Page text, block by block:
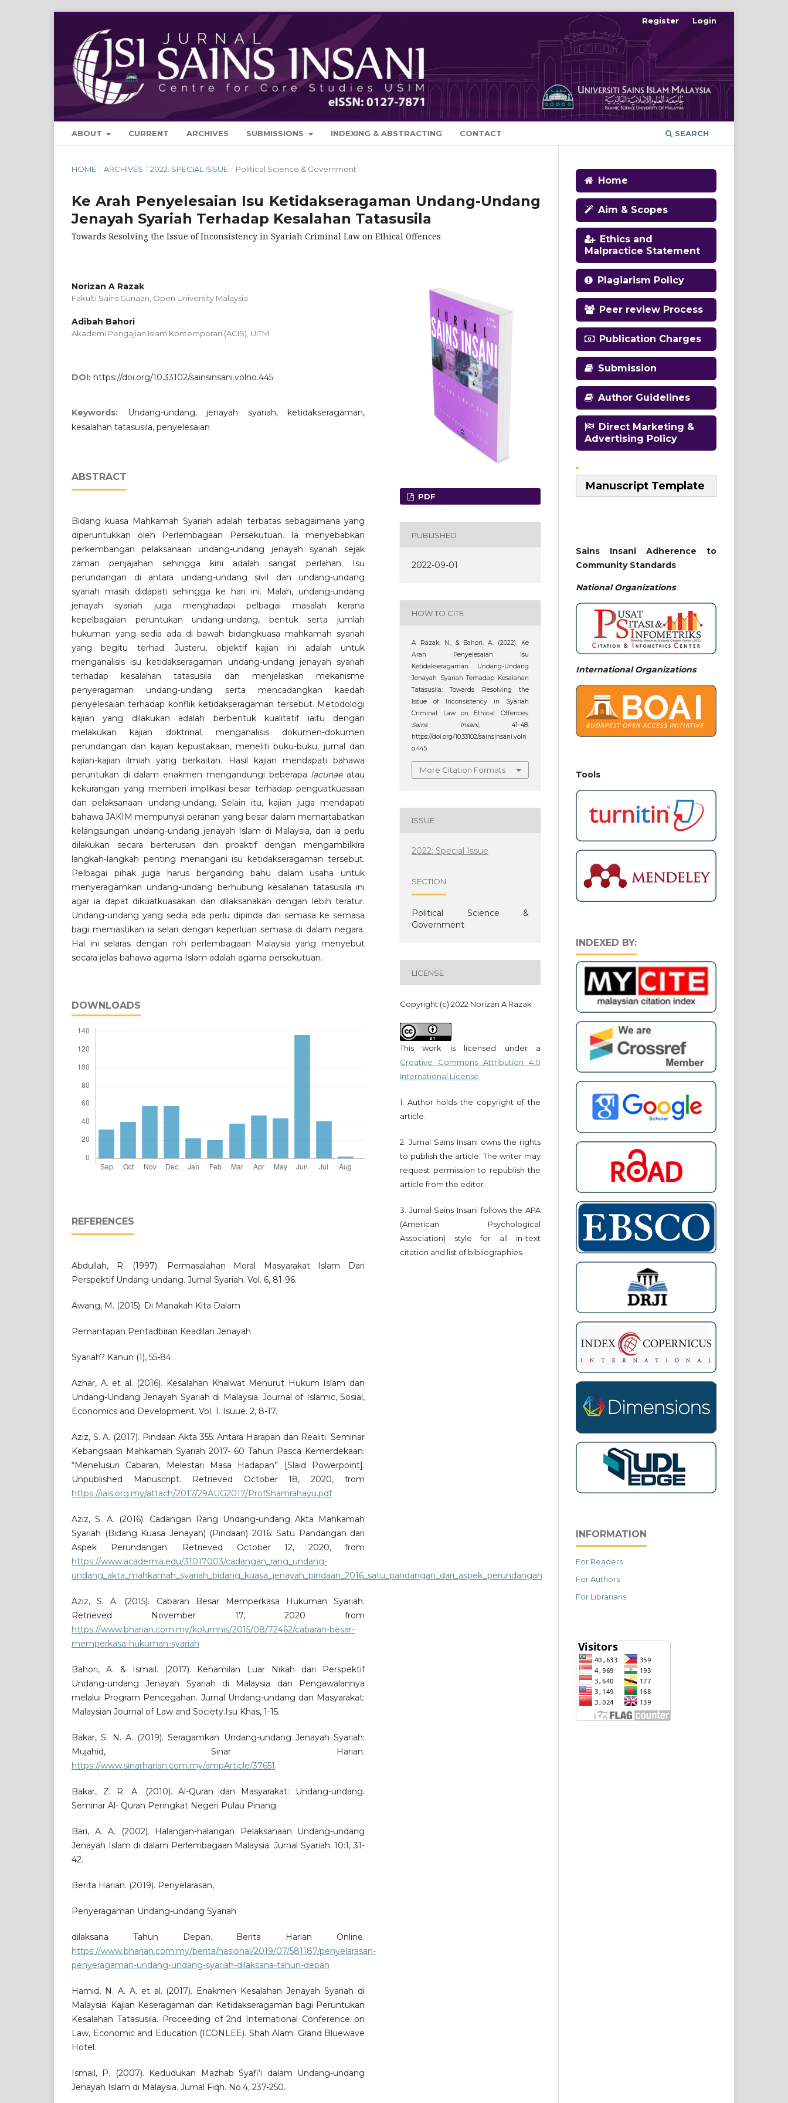
ABOUT CURRENT ARCHIVES SUBMISSIONS INDEXING & ABSTRACTING CONTACT SEARCH
Register Login
HOME / ARCHIVES / 2022: SPECIAL ISSUE / Political Science & Government
Ke Arah Penyelesaian Isu Ketidakseragaman Undang-Undang
Jenayah Syariah Terhadap Kesalahan Tatasusila
Towards Resolving the Issue of Inconsistency in Syariah Criminal Law on Ethical Offences
Norizan A Razak
Fakulti Sains Gunaan, Open University Malaysia
Adibah Bahori
Akademi Pengajian Islam Kontemporari (ACIS), UiTM
DOI: https://doi.org/10.33102/sainsinsani.volno.445
Keywords:
Undang-undang, jenayah syariah, ketidakseragaman,
kesalahan tatasusila, penyelesaian
ABSTRACT
Bidang kuasa Mahkamah Syariah adalah terbatas sebagaimana yang
diperuntukkan oleh Perlembagaan Persekutuan. Ia menyebabkan
perkembangan pelaksanaan undang-undang jenayah syariah sejak
zaman penjajahan sehingga kini adalah sangat perlahan. Isu
perundangan di antara undang-undang sivil dan undang-undang
syariah masih didapati sehingga ke hari ini. Malah, undang-undang
jenayah syariah juga menghadapi pelbagai masalah kerana
kepelbagaian peruntukan undang-undang, bentuk serta jumlah
hukuman yang sedia ada di bawah bidangkuasa mahkamah syariah
yang begitu terhad. Justeru, objektif kajian ini adalah untuk
menganalisis isu ketidakseragaman undang-undang jenayah syariah
terhadap kesalahan tatasusila dan menjelaskan mekanisme
penyeragaman undang-undang serta mencadangkan kaedah
penyelesaian terhadap konflik ketidakseragaman tersebut. Metodologi
kajian yang dilakukan adalah berbentuk kualitatif iaitu dengan
melakukan kajian doktrinal, menganalisis dokumen-dokumen
perundangan dan kajian kepustakaan, meneliti buku-buku, jurnal dan
kajian-kajian ilmiah yang berkaitan. Hasil kajian mendapati bahawa
peruntukan di dalam enakmen mengandungi beberapa lacunaeatau
kekurangan yang memberi implikasi besar terhadap penguatkuasaan
dan pelaksanaan undang-undang. Selain itu, kajian juga mendapati
bahawa JAKIM mempunyai peranan yang besar dalam memartabatkan
kelangsungan undang-undang jenayah Islam di Malaysia, dan ia perlu
dilakukan secara berterusan dan proaktif dengan mengambilkira
langkah-langkah penting menangani isu ketidakseragaman tersebut.
Pelbagai pihak juga harus berganding bahu dalam usaha untuk
menyeragamkan undang-undang berhubung kesalahan tatasusila ini
agar ia dapat dikuatkuasakan dan dilaksanakan dengan lebih teratur.
Undang-undang yang sedia ada perlu dipinda dari semasa ke semasa
bagi memastikan ia selari dengan keperluan semasa di dalam negara.
Hal ini selaras dengan roh perlembagaan Malaysia yang menyebut
secara jelas bahawa agama Islam adalah agama persekutuan.
DOWNLOADS
REFERENCES
Abdullah, R. (1997). Permasalahan Moral Masyarakat Islam Dari
Perspektif Undang-undang. Jurnal Syariah. Vol. 6, 81-96.
Awang, M. (2015). Di Manakah Kita Dalam
Pemantapan Pentadbiran Keadilan Jenayah
Syariah? Kanun (1), 55-84.
Azhar, A. et al. (2016). Kesalahan Khalwat Menurut Hukum Islam dan
Undang-Undang Jenayah Syariah di Malaysia. Journal of Islamic, Sosial,
Economics and Development. Vol. 1. Isuue. 2, 8-17.
Aziz, S. A. (2017). Pindaan Akta 355: Antara Harapan dan Realiti. Seminar
Kebangsaan Mahkamah Syariah 2017- 60 Tahun Pasca Kemerdekaan:
“Menelusuri Cabaran, Melestari Masa Hadapan” [Slaid Powerpoint].
Unpublished Manuscript. Retrieved October 18, 2020, from
https://iais.org.my/attach/2017/29AUG2017/ProfShamrahayu.pdf
Aziz, S. A. (2016). Cadangan Rang Undang-undang Akta Mahkamah
Syariah (Bidang Kuasa Jenayah) (Pindaan) 2016: Satu Pandangan dari
Aspek Perundangan. Retrieved October 12, 2020, from
https://www.academia.edu/31017003/cadangan_rang_undang-
undang_akta_mahkamah_syariah_bidang_kuasa_jenayah_pindaan_2016_satu_pandangan_dari_aspek_perundangan
Aziz, S. A. (2015). Cabaran Besar Memperkasa Hukuman Syariah.
Retrieved November 17, 2020 from
https://www.bharian.com.my/kolumnis/2015/08/72462/cabaran-besar-
memperkasa-hukuman-syariah
Bahori, A. & Ismail. (2017). Kehamilan Luar Nikah dari Perspektif
Undang-undang Jenayah Syariah di Malaysia dan Pengawalannya
melalui Program Pencegahan. Jurnal Undang-undang dan Masyarakat:
Malaysian Journal of Law and Society.Isu Khas, 1-15.
Bakar, S. N. A. (2019). Seragamkan Undang-undang Jenayah Syariah:
Mujahid, Sinar Harian.
https://www.sinarharian.com.my/ampArticle/37651.
Bakar, Z. R. A. (2010). Al-Quran dan Masyarakat: Undang-undang.
Seminar Al- Quran Peringkat Negeri Pulau Pinang.
Bari, A. A. (2002). Halangan-halangan Pelaksanaan Undang-undang
Jenayah Islam di dalam Perlembagaan Malaysia. Jurnal Syariah. 10:1, 31-
42.
Berita Harian. (2019). Penyelarasan,
Penyeragaman Undang-undang Syariah
dilaksana Tahun Depan. Berita Harian Online.
https://www.bharian.com.my/berita/nasional/2019/07/581187/penyelarasan-
penyeragaman-undang-undang-syariah-dilaksana-tahun-depan
Hamid, N. A. A. et al. (2017). Enakmen Kesalahan Jenayah Syariah di
Malaysia: Kajian Keseragaman dan Ketidakseragaman bagi Peruntukan
Kesalahan Tatasusila. Proceeding of 2nd International Conference on
Law, Economic and Education (ICONLEE). Shah Alam: Grand Bluewave
Hotel.
Ismail, P. (2007). Kedudukan Mazhab Syafi’i dalam Undang-undang
Jenayah Islam di Malaysia. Jurnal Fiqh. No.4, 237-250.
PDF
PUBLISHED
2022-09-01
HOW TO CITE
A Razak, N., & Bahori, A. (2022). Ke
Arah Penyelesaian Isu
Ketidakseragaman Undang-Undang
Jenayah Syariah Terhadap Kesalahan
Tatasusila: Towards Resolving the
Issue of Inconsistency in Syariah
Criminal Law on Ethical Offences.
Sains Insani, 41–48.
https://doi.org/10.33102/sainsinsani.voln
o.445
More Citation Formats
ISSUE
2022: Special Issue
SECTION
Political Science &
Government
LICENSE
Copyright (c) 2022 Norizan A Razak
This work is licensed under a
Creative Commons Attribution 4.0
International License
1. Author holds the copyright of the
article.
2. Jurnal Sains Insani owns the rights
to publish the article. The writer may
request permission to republish the
article from the editor.
3. Jurnal Sains Insani follows the APA
(American Psychological
Association) style for all in-text
citation and list of bibliographies.
Home
Aim & Scopes
Ethics and
Malpractice Statement
Plagiarism Policy
Peer review Process
Publication Charges
Submission
Author Guidelines
Direct Marketing &
Advertising Policy
Manuscript Template
Sains Insani Adherence to
Community Standards
National Organizations
International Organizations
Tools
INDEXED BY:
INFORMATION
For Readers
For Authors
For Librarians